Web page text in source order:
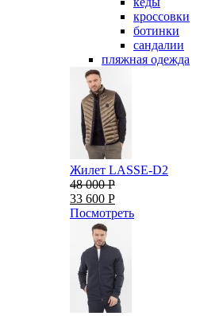
кроссовки
ботинки
сандалии
пляжная одежда
Жилет LASSE-D2
48 000 Р
33 600 Р
Посмотреть